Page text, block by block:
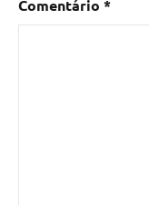
madeira
com
Comentário *